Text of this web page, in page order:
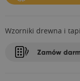
Wzorniki drewna i
Zamów